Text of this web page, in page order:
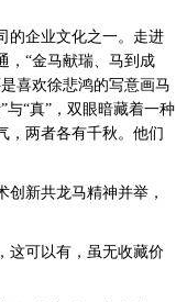
企业文化之一。走进
，“金马献瑞、马到成
喜欢徐悲鸿的写意画马
“真”，双眼暗藏着一种
，两者各有千秋。他们
新共龙马精神并举，
可以有，虽无收藏价